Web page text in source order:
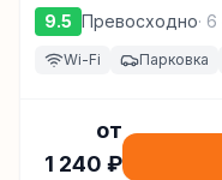
9.5 Превосходно· 6
Wi-Fi Парковка
от
1 240 ₽